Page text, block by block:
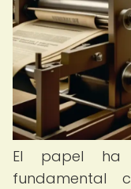
El papel ha
fundamental